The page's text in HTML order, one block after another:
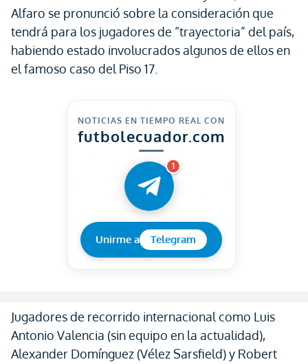
Alfaro se pronunció sobre la consideración que
tendrá para los jugadores de “trayectoria” del país,
habiendo estado involucrados algunos de ellos en
el famoso caso del Piso 17.
NOTICIAS EN TIEMPO REAL CON
futbolecuador.com
1
Unirme a Telegram
Jugadores de recorrido internacional como Luis
Antonio Valencia (sin equipo en la actualidad),
Alexander Domínguez (Vélez Sarsfield) y Robert